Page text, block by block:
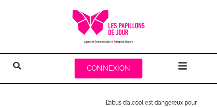
CONNEXION
L’abus d’alcool est dangereux pour